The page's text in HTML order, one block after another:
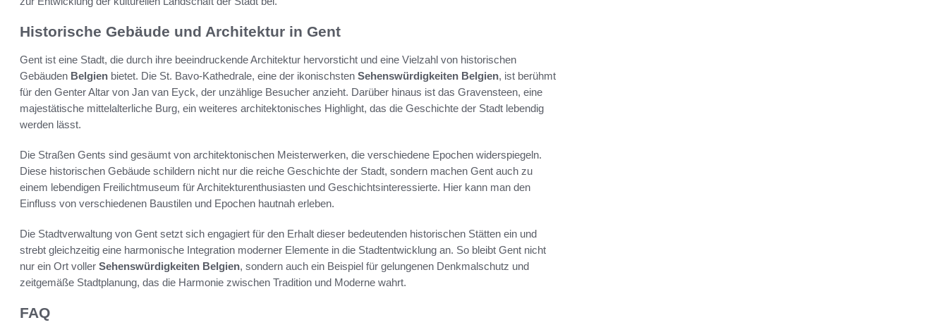
Historische Gebäude und Architektur in Gent
Gent ist eine Stadt, die durch ihre beeindruckende Architektur hervorsticht und eine Vielzahl von historischen
Gebäuden Belgien bietet. Die St. Bavo-Kathedrale, eine der ikonischsten Sehenswürdigkeiten Belgien, ist berühmt
für den Genter Altar von Jan van Eyck, der unzählige Besucher anzieht. Darüber hinaus ist das Gravensteen, eine
majestätische mittelalterliche Burg, ein weiteres architektonisches Highlight, das die Geschichte der Stadt lebendig
werden lässt.
Die Straßen Gents sind gesäumt von architektonischen Meisterwerken, die verschiedene Epochen widerspiegeln.
Diese historischen Gebäude schildern nicht nur die reiche Geschichte der Stadt, sondern machen Gent auch zu
einem lebendigen Freilichtmuseum für Architekturenthusiasten und Geschichtsinteressierte. Hier kann man den
Einfluss von verschiedenen Baustilen und Epochen hautnah erleben.
Die Stadtverwaltung von Gent setzt sich engagiert für den Erhalt dieser bedeutenden historischen Stätten ein und
strebt gleichzeitig eine harmonische Integration moderner Elemente in die Stadtentwicklung an. So bleibt Gent nicht
nur ein Ort voller Sehenswürdigkeiten Belgien, sondern auch ein Beispiel für gelungenen Denkmalschutz und
zeitgemäße Stadtplanung, das die Harmonie zwischen Tradition und Moderne wahrt.
FAQ